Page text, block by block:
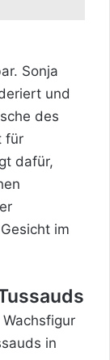
Sonja
und
des
für
dafür,
im
in